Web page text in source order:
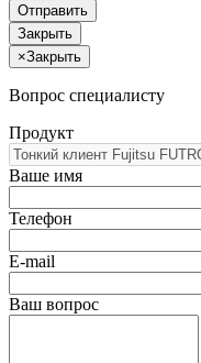
Отправить
Закрыть
×Закрыть
Вопрос специалисту
Продукт
Ваше имя
Телефон
E-mail
Ваш вопрос